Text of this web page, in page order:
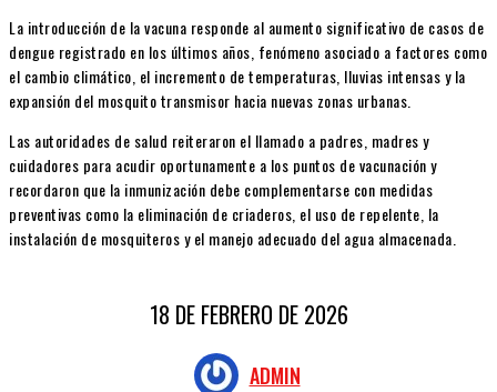
La introducción de la vacuna responde al aumento significativo de casos de
dengue registrado en los últimos años, fenómeno asociado a factores como
el cambio climático, el incremento de temperaturas, lluvias intensas y la
expansión del mosquito transmisor hacia nuevas zonas urbanas.
Las autoridades de salud reiteraron el llamado a padres, madres y
cuidadores para acudir oportunamente a los puntos de vacunación y
recordaron que la inmunización debe complementarse con medidas
preventivas como la eliminación de criaderos, el uso de repelente, la
instalación de mosquiteros y el manejo adecuado del agua almacenada.
18 DE FEBRERO DE 2026
ADMIN